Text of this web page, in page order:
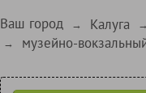
Ваш город → Калуга →
→ музейно-